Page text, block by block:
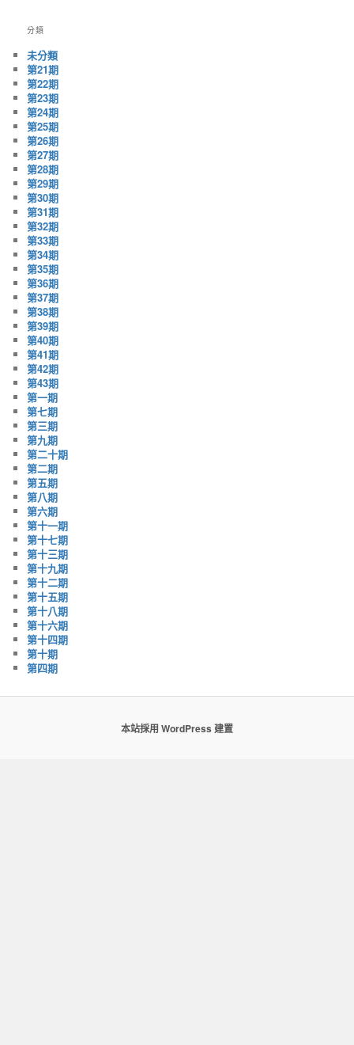
分類
未分類
第21期
第22期
第23期
第24期
第25期
第26期
第27期
第28期
第29期
第30期
第31期
第32期
第33期
第34期
第35期
第36期
第37期
第38期
第39期
第40期
第41期
第42期
第43期
第一期
第七期
第三期
第九期
第二十期
第二期
第五期
第八期
第六期
第十一期
第十七期
第十三期
第十九期
第十二期
第十五期
第十八期
第十六期
第十四期
第十期
第四期
本站採用 WordPress 建置